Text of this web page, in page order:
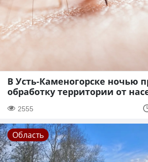
В Усть-Каменогорске ночью
обработку территории от
2555
Область